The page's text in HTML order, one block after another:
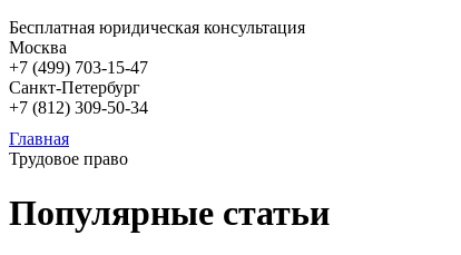
Бесплатная юридическая консультация
Москва
+7 (499) 703-15-47
Санкт-Петербург
+7 (812) 309-50-34
Главная
Трудовое право
Популярные статьи